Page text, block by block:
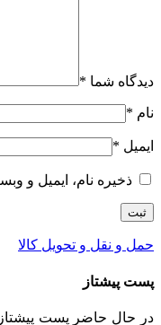
دیدگاه شما *
نام *
ایمیل *
ذخیره نام، ایمیل و
حمل و نقل و تحویل کالا
پست پیشتاز